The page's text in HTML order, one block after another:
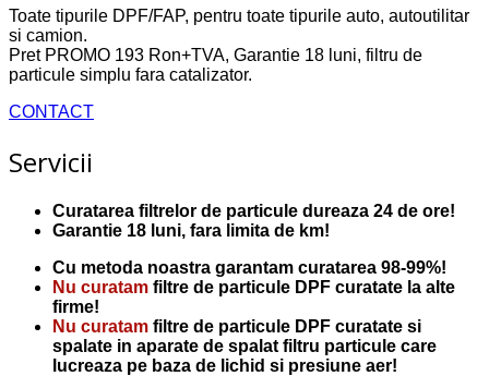
Toate tipurile DPF/FAP, pentru toate tipurile auto, autoutilitar
si camion.
Pret PROMO 193 Ron+TVA, Garantie 18 luni, filtru de
particule simplu fara catalizator.
CONTACT
Servicii
Curatarea filtrelor de particule dureaza 24 de ore!
Garantie 18 luni, fara limita de km!
Cu metoda noastra garantam curatarea 98-99%!
Nu curatam filtre de particule DPF curatate la alte
firme!
Nu curatam filtre de particule DPF curatate si
spalate in aparate de spalat filtru particule care
lucreaza pe baza de lichid si presiune aer!